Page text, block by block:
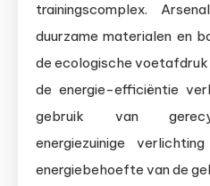
trainingscomplex.
duurzame materialen en
de ecologische
de energie-efficiëntie
gebruik van
energiezuinige
energiebehoefte van de